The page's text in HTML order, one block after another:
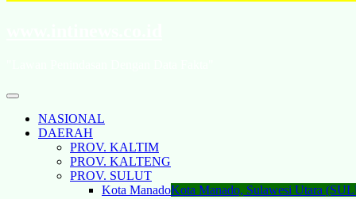
NASIONAL
DAERAH
PROV. KALTIM
PROV. KALTENG
PROV. SULUT
Kota ManadoKota Manado, Sulawesi Utara